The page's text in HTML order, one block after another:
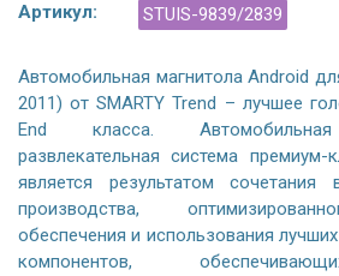
Артикул: STUIS-9839/2839
Автомобильная магнитола Android
2011) от SMARTY Trend – лучшее
End класса.
развлекательная система премиум-
является результатом сочетания
производства,
обеспечения и использования
компонентов,